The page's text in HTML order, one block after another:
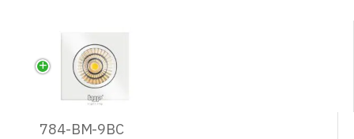
784-BM-9BC